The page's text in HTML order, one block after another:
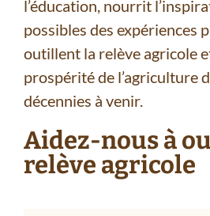
l’éducation, nourrit
possibles des expériences
outillent la relève agricole
prospérité de l’agriculture
décennies à venir.
Aidez-nous à
relève agricole